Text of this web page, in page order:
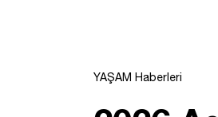
YAŞAM Haberleri